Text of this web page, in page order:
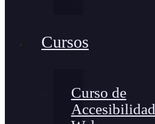
Cursos
Curso de
Accesibilidad